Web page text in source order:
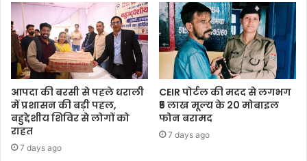
आपदा की बरसी से पहले धराली
में प्रशासन की बड़ी पहल,
बहुद्देशीय शिविर से लोगों को
राहत
7 days ago
CEIR पोर्टल की मदद से लगभग
₹5 लाख मूल्य के 20 मोबाइल
फोन बरामद
7 days ago